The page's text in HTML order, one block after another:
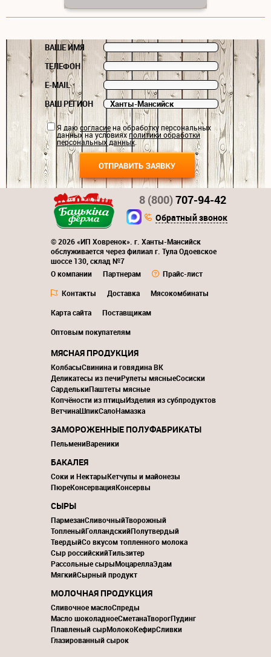
ВАШЕ ИМЯ
ТЕЛЕФОН
E-MAIL
ВАШ РЕГИОН
Я даюсогласиена обработку персональных
данных на условияхполитики обработки
персональных данных.
© 2026 «ИП Ховренок». г. Ханты-Мансийск
обслуживается через филиал г. Тула Одоевское
шоссе 130, склад №7
О компании
Партнерам
Прайс-лист
Контакты
Доставка
Мясокомбинаты
Карта сайта
Поставщикам
Оптовым покупателям
8 (800)707-94-42
Обратный звонок
МЯСНАЯ ПРОДУКЦИЯ
КолбасыСвинина и говядина ВК
Деликатесы из печиРулеты мясныеСосиски
СарделькиПаштеты мясные
Копчёности из птицыИзделия из субпродуктов
ВетчинаШпикСалоНамазка
ЗАМОРОЖЕННЫЕ ПОЛУФАБРИКАТЫ
ПельмениВареники
БАКАЛЕЯ
Соки и НектарыКетчупы и майонезы
ПюреКонсервацияКонсервы
СЫРЫ
ПармезанСливочныйТворожный
ТопленыйГолландскийПолутвердый
ТвердыйСо вкусом топленного молока
Сыр российскийТильзитер
Рассольные сырыМоцареллаЭдам
МягкийСырный продукт
МОЛОЧНАЯ ПРОДУКЦИЯ
Сливочное маслоСпреды
Масло шоколадноеСметанаТворогПудинг
Плавленый сырМолокоКефирСливки
Глазированный сырок